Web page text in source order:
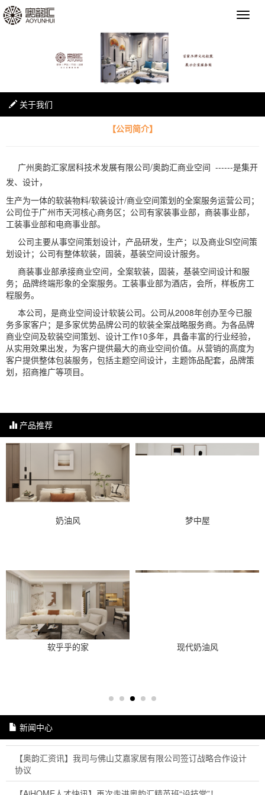
关于我们
【公司简介】
广州奥韵汇家居科技术发展有限公司/奥韵汇商业空间 ------是集开
发、设计，
生产为一体的软装物料/软装设计/商业空间策划的全案服务运营公司；
公司位于广州市天河核心商务区；公司有家装事业部，商装事业部，
工装事业部和电商事业部。
公司主要从事空间策划设计，产品研发，生产；以及商业SI空间策
划设计；公司有整体软装，固装，基装空间设计服务。
商装事业部承接商业空间，全案软装，固装，基装空间设计和服
务；品牌终端形象的全案服务。工装事业部为酒店，会所，样板房工
程服务。
本公司，是商业空间设计软装公司。公司从2008年创办至今已服
务多家客户；是多家优势品牌公司的软装全案战略服务商。为各品牌
商业空间及软装空间策划、设计工作10多年，具备丰富的行业经验，
从实用效果出发，为客户提供最大的商业空间价值。从营销的高度为
客户提供整体包装服务，包括主题空间设计，主题饰品配套，品牌策
划，招商推广等项目。
产品推荐
奶油风
软乎乎的家
梦中屋
现代奶油风
新闻中心
【奥韵汇资讯】我司与佛山艾嘉家居有限公司签订战略合作设计
协议